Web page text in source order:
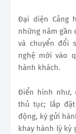
Đại diện Cảng
những năm gần
và chuyển đổi
nghệ mới vào
hành khách.
Điển hình như,
thủ tục; lắp
động, ký gửi
khay hành lý ký